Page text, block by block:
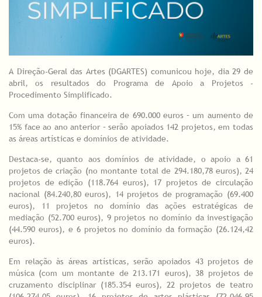
A Direção-Geral das Artes (DGARTES) comunicou hoje, dia 29 de
abril, os resultados do Programa de Apoio a Projetos -
Procedimento Simplificado.
Com uma dotação financeira de 690.000 euros – um aumento de
15% face ao ano anterior – serão apoiados 142 projetos, em todas
as áreas artísticas e domínios de atividade.
Destaca-se, quanto aos domínios de atividade, o apoio a 61
projetos de criação (no montante total de 294.180,78 euros), 24
projetos de edição (118.764 euros), 17 projetos de circulação
nacional (84.240,80 euros), 14 projetos de programação (69.400
euros), 11 projetos no domínio das ações estratégicas de
mediação (52.700 euros), 9 projetos no domínio da investigação
(44.590 euros), e 6 projetos no domínio da formação (26.124,42
euros).
Em relação às áreas artísticas, serão apoiados 43 projetos de
música (com um montante de 213.171 euros), 38 projetos de
cruzamento disciplinar (185.354 euros), 22 projetos de teatro